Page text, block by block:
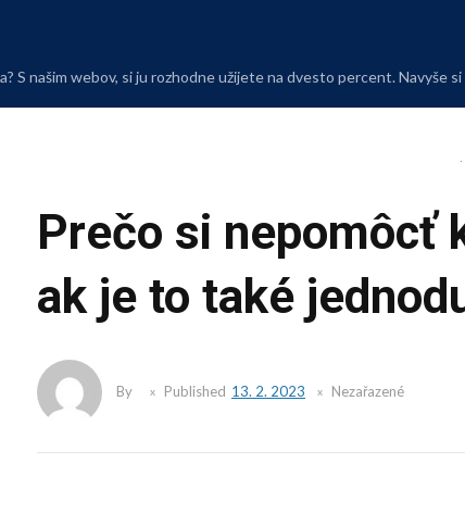
S našim webov, si ju rozhodne užijete na dvesto percent. Navyše
Prečo si nepomôcť
ak je to také
By Published 13. 2. 2023 Nezařazené